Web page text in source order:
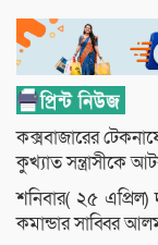
কক্সবাজারের
কুখ্যাত সন্ত্রাসীকে
শনিবার( ২৫ এপ্রিল)
কমান্ডার সাব্বির